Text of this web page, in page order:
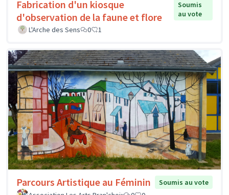
Fabrication d'un kiosque
d'observation de la faune et flore
Soumis
au vote
L'Arche des Sens
0 1
Parcours Artistique au Féminin
Soumis au vote